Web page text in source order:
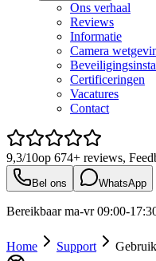
Ons verhaal
Reviews
Informatie
Camera
Certificeringen
Vacatures
Contact
9,3/10op 674+ reviews,
Bel ons WhatsApp
Bereikbaar ma-vr 09:00-
Home Support